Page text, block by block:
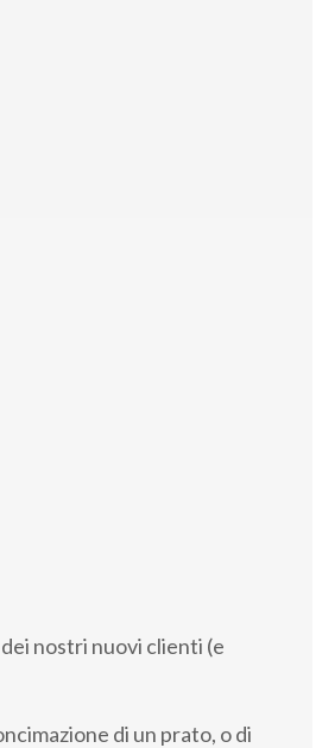
nostri nuovi clienti (e
di un prato, o di